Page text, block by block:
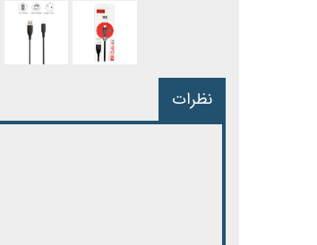
نظرات